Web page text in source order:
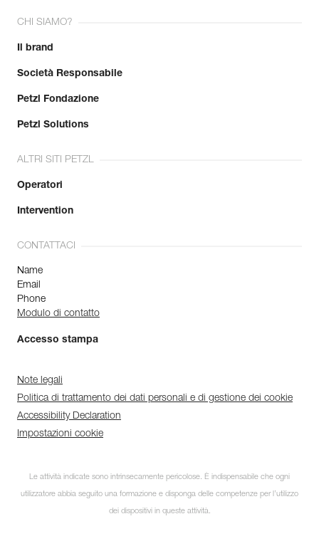
CHI SIAMO?
Il brand
Società Responsabile
Petzl Fondazione
Petzl Solutions
ALTRI SITI PETZL
Operatori
Intervention
CONTATTACI
Name
Email
Phone
Modulo di contatto
Accesso stampa
Note legali
Politica di trattamento dei dati personali e di gestione dei cookie
Accessibility Declaration
Impostazioni cookie
Le attività indicate sono intrinsecamente pericolose. È indispensabile che ogni
utilizzatore abbia seguito una formazione e disponga delle competenze per l’utilizzo
dei dispositivi in queste attività.